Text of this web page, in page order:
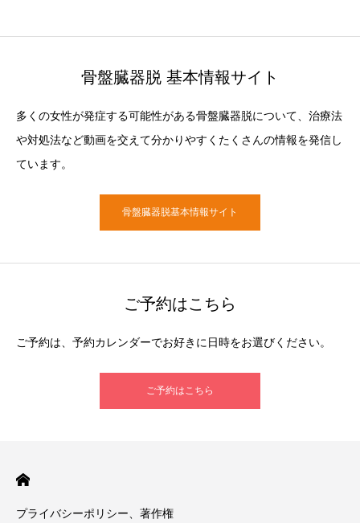
骨盤臓器脱 基本情報サイト
多くの女性が発症する可能性がある骨盤臓器脱について、治療法
や対処法など動画を交えて分かりやすくたくさんの情報を発信し
ています。
骨盤臓器脱基本情報サイト
ご予約はこちら
ご予約は、予約カレンダーでお好きに日時をお選びください。
ご予約はこちら
プライバシーポリシー、著作権